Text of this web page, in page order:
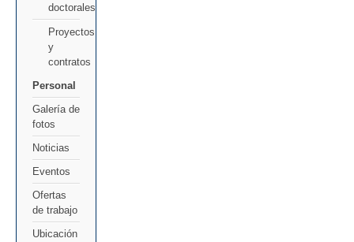
doctorales
Proyectos
y
contratos
Personal
Galería de
fotos
Noticias
Eventos
Ofertas
de trabajo
Ubicación